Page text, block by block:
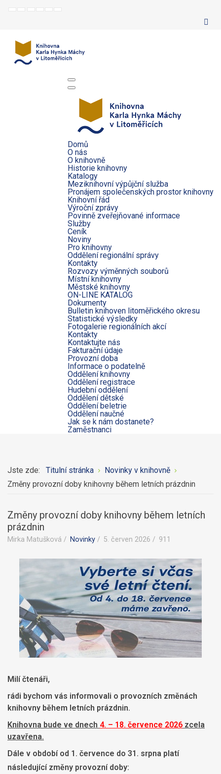
Default
Night
SetSetMakeSet
Domů
O nás
O knihovně
Historie knihovny
Katalogy
Meziknihovní výpůjční služba
Pronájem společenských prostor knihovny
Knihovní řád
Výroční zprávy
Povinně zveřejňované informace
Služby
Ceník
Noviny
Pro knihovny
Oddělení regionální správy
Kontakty
Rozvozy výměnných souborů
Místní knihovny
Městské knihovny
ON-LINE KATALOG
Dokumenty
Bulletin knihoven litoměřického okresu
Statistické výsledky
Fotogalerie regionálních akcí
Kontakty
Kontaktujte nás
Fakturační údaje
Provozní doba
Informace o podatelně
Oddělení knihovny
Oddělení registrace
Hudební oddělení
Oddělení dětské
Oddělení beletrie
Oddělení naučné
Jak se k nám dostanete?
Zaměstnanci
Jste zde: Titulní stránka
Novinky v knihovně
Změny provozní doby knihovny během letních prázdnin
Změny provozní doby knihovny během letních
prázdnin
Mirka Matušková Novinky 5. červen 2026 911
Milí čtenáři,
rádi bychom vás informovali o provozních změnách
knihovny během letních prázdnin.
Knihovna bude ve dnech 4. – 18. července 2026 zcela
uzavřena.
Dále v období od 1. července do 31. srpna platí
následující změny provozní doby: